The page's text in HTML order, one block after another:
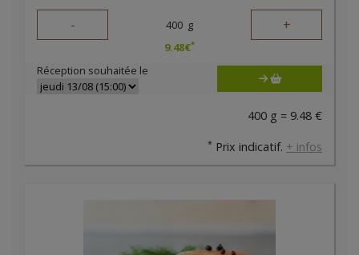
- 400 g +
9.48€*
Réception souhaitée le
400 g = 9.48 €
* Prix indicatif. + infos